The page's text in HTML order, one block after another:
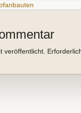
veröffentlicht.